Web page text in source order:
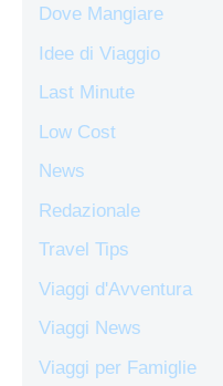
Dove Mangiare
Idee di Viaggio
Last Minute
Low Cost
News
Redazionale
Travel Tips
Viaggi d'Avventura
Viaggi News
Viaggi per Famiglie